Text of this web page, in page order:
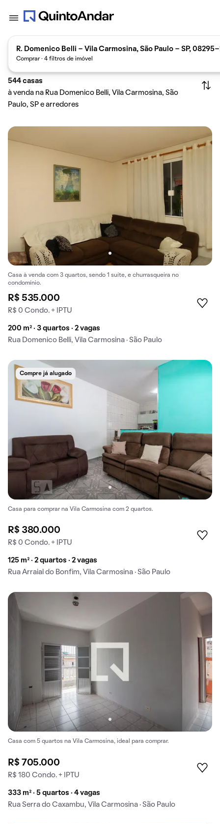
R. Domenico Belli - Vila Carmosina, São Paulo - SP,
Comprar · 4 filtros de imóvel
544 casas
à venda na Rua Domenico Belli, Vila Carmosina, São
Paulo, SP e arredores
Casa à venda com 3 quartos, sendo 1 suíte, e churrasqueira no
condomínio.
R$ 535.000
R$ 0 Condo. + IPTU
200 m² · 3 quartos · 2 vagas
Rua Domenico Belli, Vila Carmosina · São Paulo
Compre já alugado
Casa para comprar na Vila Carmosina com 2 quartos.
R$ 380.000
R$ 0 Condo. + IPTU
125 m² · 2 quartos · 2 vagas
Rua Arraial do Bonfim, Vila Carmosina · São Paulo
Casa com 5 quartos na Vila Carmosina, ideal para comprar.
R$ 705.000
R$ 180 Condo. + IPTU
333 m² · 5 quartos · 4 vagas
Rua Serra do Caxambu, Vila Carmosina · São Paulo